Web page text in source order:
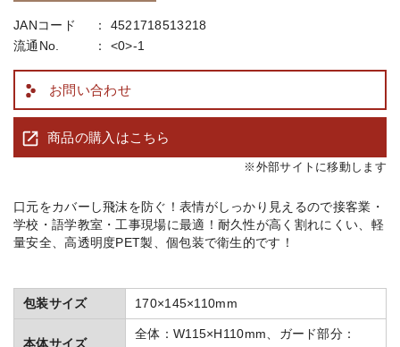
JANコード
4521718513218
流通No.
<0>-1
お問い合わせ
商品の購入はこちら
※外部サイトに移動します
口元をカバーし飛沫を防ぐ！表情がしっかり見えるので接客業・
学校・語学教室・工事現場に最適！耐久性が高く割れにくい、軽
量安全、高透明度PET製、個包装で衛生的です！
包装サイズ 170×145×110mm
本体サイズ
全体：W115×H110mm、ガード部分：